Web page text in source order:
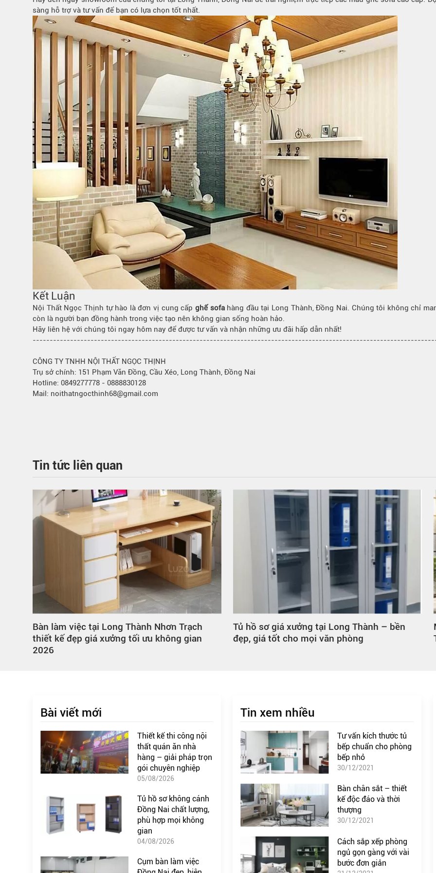
sàng hỗ trợ và tư vấn để bạn có lựa chọn tốt nhất.
Kết Luận
Nội Thất Ngọc Thịnh tự hào là đơn vị cung cấp ghế sofahàng đầu tại Long Thành, Đồng Nai. Chúng tôi không chỉ
còn là người bạn đồng hành trong việc tạo nên không gian sống hoàn hảo.
Hãy liên hệ với chúng tôi ngay hôm nay để được tư vấn và nhận những ưu đãi hấp dẫn nhất!
CÔNG TY TNHH NỘI THẤT NGỌC THỊNH
Trụ sở chính: 151 Phạm Văn Đồng, Cầu Xéo, Long Thành, Đồng Nai
Hotline: 0849277778 - 0888830128
Mail: noithatngocthinh68@gmail.com
Tin tức liên quan
Tủ hồ sơ giá xưởng tại Long Thành – bền
đẹp, giá tốt cho mọi văn phòng
Mẫu Nội Thất Hot Nhơn Trạch: Xu Hướng
Thiết Kế Nổi Bật Năm 2024
Bài viết mới
Thiết kế thi công nội
thất quán ăn nhà
hàng – giải pháp trọn
gói chuyên nghiệp
05/08/2026
Tủ hồ sơ không cánh
Đồng Nai chất lượng,
phù hợp mọi không
gian
04/08/2026
Cụm bàn làm việc
Tin xem nhiều
Tư vấn kích thước tủ
bếp chuẩn cho phòng
bếp nhỏ
30/12/2021
Bàn chân sắt – thiết
kế độc đáo và thời
thượng
30/12/2021
Cách sắp xếp phòng
ngủ gọn gàng với vài
bước đơn giản